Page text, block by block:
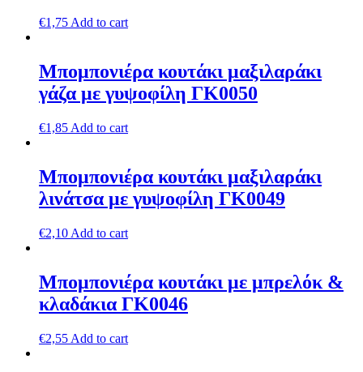
€1,75 Add to cart
Μπομπονιέρα κουτάκι μαξιλαράκι
γάζα με γυψοφίλη ΓΚ0050
€1,85 Add to cart
Μπομπονιέρα κουτάκι μαξιλαράκι
λινάτσα με γυψοφίλη ΓΚ0049
€2,10 Add to cart
Μπομπονιέρα κουτάκι με μπρελόκ &
κλαδάκια ΓΚ0046
€2,55 Add to cart